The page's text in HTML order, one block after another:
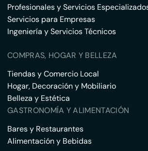
Profesionales y Servicios
Servicios para Empresas
Ingeniería y Servicios Técnicos
COMPRAS, HOGAR Y BELLEZA
Tiendas y Comercio Local
Hogar, Decoración y Mobiliario
Belleza y Estética
GASTRONOMÍA Y ALIMENTACIÓN
Bares y Restaurantes
Alimentación y Bebidas